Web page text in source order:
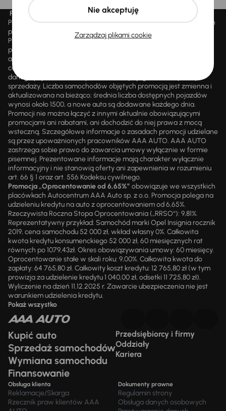
Promocja „Letnie przeceny aż 1500 aut”
Promocja „Letnie przeceny aż 1500 aut” obowiązuje we wszystkich
placówkach Autocentrum AAA AUTO Sp. z o.o. („AAA AUTO”).
Promocja polega na możliwości nabycia wybranych pojazdów
przecenionych, wskazanych w serwisie internetowym
aaaauto.pl/promocja, ze zniżką uwidocznioną w prezentowanej
cenie. Zniżka jest obliczana jako różnica pomiędzy najniższą ceną
danego pojazdu z 30 dni przed obniżką a jego aktualną ceną
sprzedaży. Liczba samochodów objętych promocją jest zmienna i
aktualizowana na bieżąco; średnia liczba dostępnych pojazdów
wynosi około 1500, a nowe auta są dodawane każdego dnia.
Promocji nie można łączyć z innymi aktualnie obowiązującymi
promocjami ani rabatami, ani dochodzić do niej prawa z mocą
wsteczną. Szczegółowe informacje o zasadach promocji udzielane
są przez upoważnionych pracowników AAA AUTO. AAA AUTO
zastrzega sobie prawo do zawarcia umowy wyłącznie w formie
pisemnej. Prezentowane informacje mają charakter wyłącznie
informacyjny i nie stanowią oferty ani zapewnienia w rozumieniu
art. 66 § 1 oraz art. 556 Kodeksu cywilnego.
Promocja „Oprocentowanie od 6,65%” obowiązuje we wszystkich
placówkach Autocentrum AAA Auto sp. z o.o. Promocja polega na
udzieleniu kredytu na auto z oprocentowaniem od 6,65%.
Rzeczywista Roczna Stopa Oprocentowania („RRSO“): 9,81%.
Reprezentatywny przykład: Samochód marki Opel Insignia rocznik
2019, cena samochodu 52 000 zł, wkład własny 0%. Całkowita
kwota kredytu konsumenckiego 52 000 zł, 60 miesięcznych rat
równych po 1079,43zł. Okres obowiązywania umowy: 60 miesięcy.
Oprocentowanie stałe w skali roku: 9,00%. Całkowita kwota do
zapłaty: 64 765,80 zł. Całkowity koszt kredytu: 12 765,80 zł (w tym
prowizja za udzielenie kredytu 1 040,00 zł, odsetki 11 725,80 zł).
Wyliczenie na dzień 11.12.2025 r. Zawarcie ubezpieczenia nie jest
warunkiem udzielenia kredytu.
Pokaż wszystko
Kupić auto
Sprzedaż samochodów
Wymiana samochodu
Finansowanie
Przedsiębiorcy i firmy
Oddziały
Kariera
Obsługa klienta
Reklamacje/Skarga
Rzecznik praw klientów AAA
Dokumenty prawne
Regulamin strony
Obsługa danych osobowych
Zarządzaj plikami cookie
Nie akceptuję